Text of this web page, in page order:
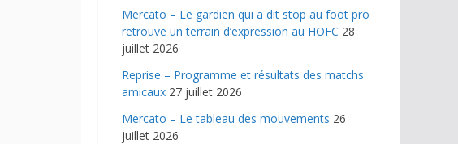
Mercato – Le gardien qui a dit stop au foot pro
retrouve un terrain d’expression au HOFC 28
juillet 2026
Reprise – Programme et résultats des matchs
amicaux 27 juillet 2026
Mercato – Le tableau des mouvements 26
juillet 2026